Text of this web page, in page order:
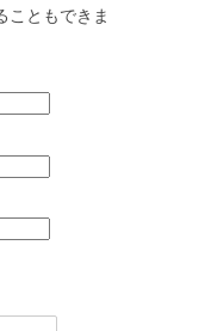
こともできま